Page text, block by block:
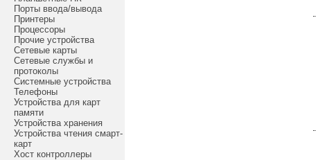
Порты ввода/вывода
Принтеры
Процессоры
Прочие устройства
Сетевые карты
Сетевые службы и
протоколы
Системные устройства
Телефоны
Устройства для карт
памяти
Устройства хранения
Устройства чтения смарт-
карт
Хост контроллеры